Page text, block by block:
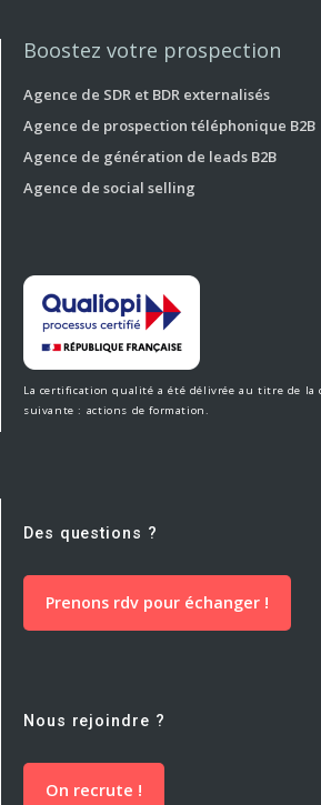
Boostez votre prospection
Agence de SDR et BDR externalisés
Agence de prospection téléphonique B2B
Agence de génération de leads B2B
Agence de social selling
La certification qualité a été délivrée au titre de la
suivante : actions de formation.
Des questions ?
Prenons rdv pour échanger !
Nous rejoindre ?
On recrute !